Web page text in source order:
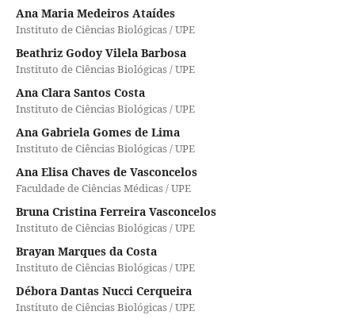
Ana Maria Medeiros Ataídes
Instituto de Ciências Biológicas / UPE
Beathriz Godoy Vilela Barbosa
Instituto de Ciências Biológicas / UPE
Ana Clara Santos Costa
Instituto de Ciências Biológicas / UPE
Ana Gabriela Gomes de Lima
Instituto de Ciências Biológicas / UPE
Ana Elisa Chaves de Vasconcelos
Faculdade de Ciências Médicas / UPE
Bruna Cristina Ferreira Vasconcelos
Instituto de Ciências Biológicas / UPE
Brayan Marques da Costa
Instituto de Ciências Biológicas / UPE
Débora Dantas Nucci Cerqueira
Instituto de Ciências Biológicas / UPE